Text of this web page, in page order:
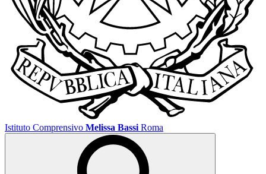
Istituto Comprensivo Melissa Bassi Roma